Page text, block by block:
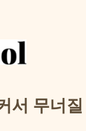
서 무너